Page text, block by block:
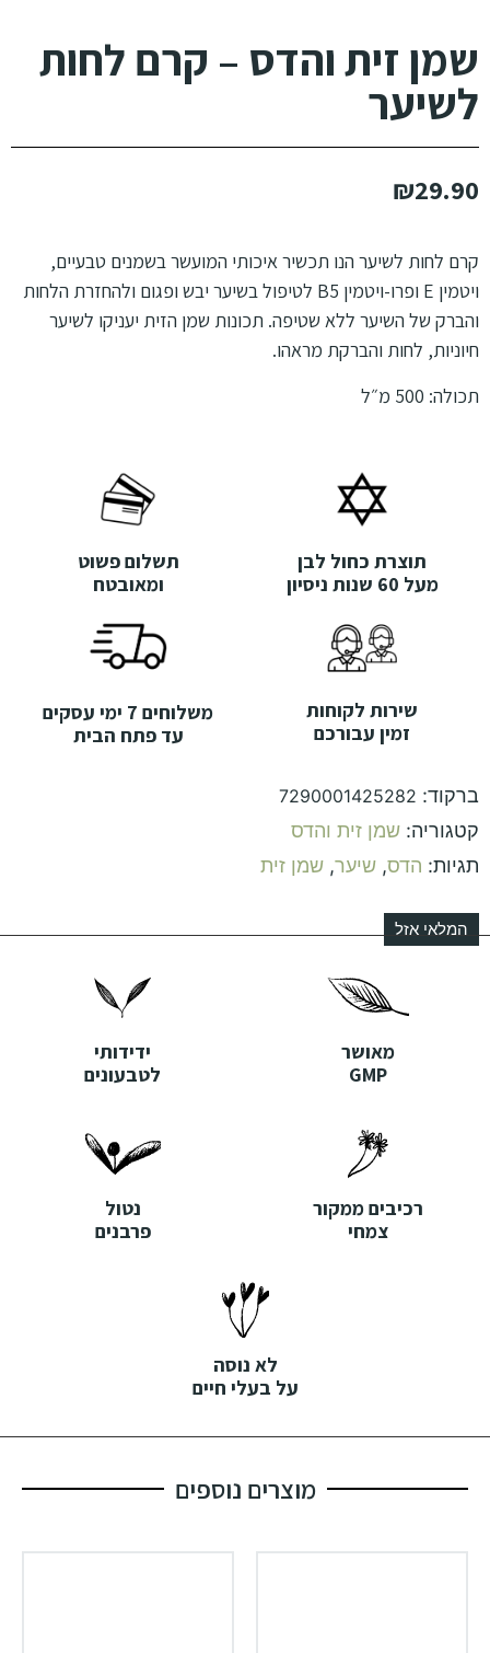
שמן זית והדס – קרם לחות
לשיער
₪29.90
קרם לחות לשיער הנו תכשיר איכותי המועשר בשמנים טבעיים,
ויטמין E ופרו-ויטמין B5 לטיפול בשיער יבש ופגום ולהחזרת הלחות
והברק של השיער ללא שטיפה. תכונות שמן הזית יעניקו לשיער
חיוניות, לחות והברקת מראהו.
תכולה: 500 מ״ל
תוצרת כחול לבן
מעל 60 שנות ניסיון
תשלום פשוט
ומאובטח
שירות לקוחות
זמין עבורכם
משלוחים 7 ימי עסקים
עד פתח הבית
ברקוד: 7290001425282
קטגוריה: שמן זית והדס
תגיות: הדס, שיער, שמן זית
המלאי אזל
מאושר
GMP
ידידותי
לטבעונים
רכיבים ממקור
צמחי
נטול
פרבנים
לא נוסה
על בעלי חיים
מוצרים נוספים